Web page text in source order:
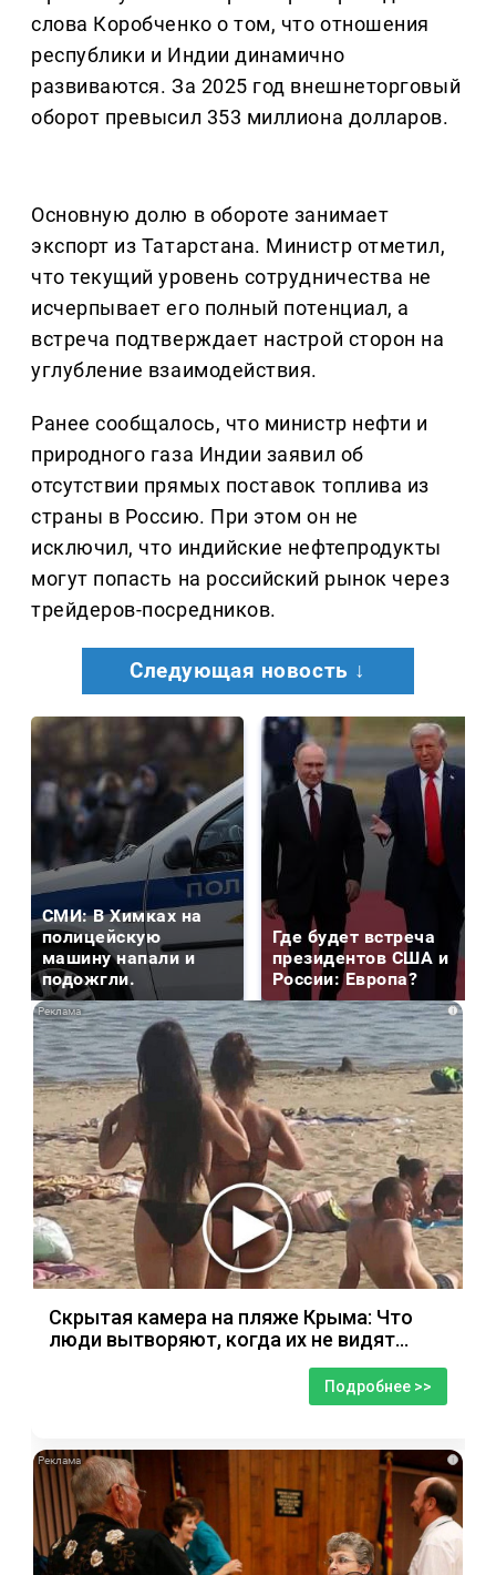
слова Коробченко о том, что отношения
республики и Индии динамично
развиваются. За 2025 год внешнеторговый
оборот превысил 353 миллиона долларов.
Основную долю в обороте занимает
экспорт из Татарстана. Министр отметил,
что текущий уровень сотрудничества не
исчерпывает его полный потенциал, а
встреча подтверждает настрой сторон на
углубление взаимодействия.
Ранее сообщалось, что министр нефти и
природного газа Индии заявил об
отсутствии прямых поставок топлива из
страны в Россию. При этом он не
исключил, что индийские нефтепродукты
могут попасть на российский рынок через
трейдеров-посредников.
Следующая новость ↓
СМИ: В Химках на
полицейскую
машину напали и
подожгли.
Где будет встреча
президентов США и
России: Европа?
i
Скрытая камера на пляже Крыма: Что
люди вытворяют, когда их не видят...
Подробнее >>
i